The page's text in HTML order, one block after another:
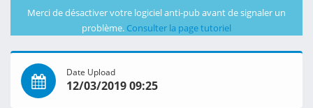
Merci de désactiver votre logiciel anti-pub avant de signaler un
problème. Consulter la page tutoriel
Date Upload
12/03/2019 09:25